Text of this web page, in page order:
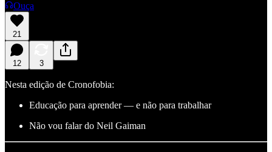
Ouça
21
12 3
Nesta edição de Cronofobia:
Educação para aprender — e não para trabalhar
Não vou falar do Neil Gaiman